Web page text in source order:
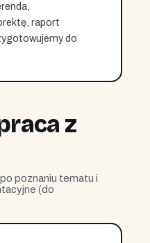
raport
do
z
poznaniu tematu i
(do